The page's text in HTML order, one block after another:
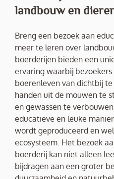
landbouw en
Breng een bezoek aan
meer te leren over
boerderijen bieden een
ervaring waarbij
boerenleven van dichtbij
handen uit de mouwen te
en gewassen te
educatieve en leuke
wordt geproduceerd en
ecosysteem. Het bezoek
boerderij kan niet alleen
bijdragen aan een groter